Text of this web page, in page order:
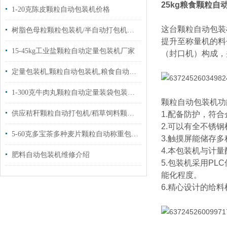
1-20克陈皮颗粒自动包装机价格
树脂色母粒颗粒包装机/半自动打包机厂家定制
15-45kg工业盐颗粒自动定量包装机厂家
定量包装机,颗粒自动包装机,粮食自动包装机批发|设备
1-300克牛肉丸颗粒自动定量装袋包装机设备
供应秸秆颗粒自动打包机/稻草饲料颗粒称重包装机20-50kg
5-60克多宝茶多种麦片颗粒自动称重包装机价格
肥料自动包装机维修介绍
25kg粮食颗粒自
这台颗粒自动包
提升至称量机的
（封口机）构成
颗粒自动包装机
1.配备防护，符
2.可以有全不锈
3.触摸屏能储存
4.本包装机与计
5.包装机采用
能化程度。
6.精心设计的给